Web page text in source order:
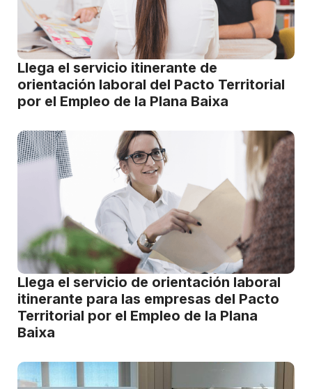
Llega el servicio itinerante de
orientación laboral del Pacto Territorial
por el Empleo de la Plana Baixa
Llega el servicio de orientación laboral
itinerante para las empresas del Pacto
Territorial por el Empleo de la Plana
Baixa